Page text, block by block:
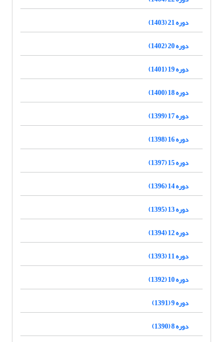
دوره 21 (1403)
دوره 20 (1402)
دوره 19 (1401)
دوره 18 (1400)
دوره 17 (1399)
دوره 16 (1398)
دوره 15 (1397)
دوره 14 (1396)
دوره 13 (1395)
دوره 12 (1394)
دوره 11 (1393)
دوره 10 (1392)
دوره 9 (1391)
دوره 8 (1390)